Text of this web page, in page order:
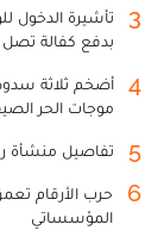
3
بدفع كفالة تصل إلى 20 ألف
4
أضخم ثلاثة
موجات الحر
5 تفاصيل منشأة
6
حرب الأرقام
المؤسساتي